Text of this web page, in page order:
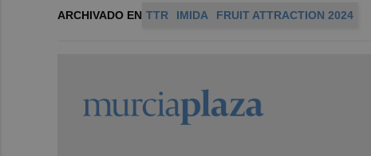
ARCHIVADO EN TTR IMIDA FRUIT ATTRACTION 2024